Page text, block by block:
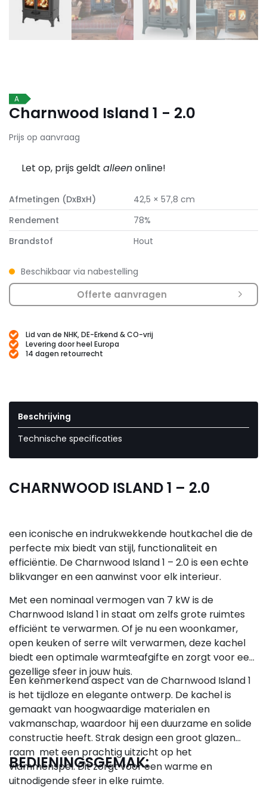
A
Charnwood Island 1 - 2.0
Prijs op aanvraag
Let op, prijs geldt alleenonline!
Afmetingen (DxBxH)
42,5 × 57,8 cm
Rendement
78%
Brandstof
Hout
Beschikbaar via nabestelling
Offerte aanvragen
Lid van de NHK, DE-Erkend & CO-vrij
Levering door heel Europa
14 dagen retourrecht
Beschrijving
Technische specificaties
CHARNWOOD ISLAND 1 – 2.0
een iconische en indrukwekkende houtkachel die de
perfecte mix biedt van stijl, functionaliteit en
efficiëntie. De Charnwood Island 1 – 2.0 is een echte
blikvanger en een aanwinst voor elk interieur.
Met een nominaal vermogen van 7 kW is de
Charnwood Island 1 in staat om zelfs grote ruimtes
efficiënt te verwarmen. Of je nu een woonkamer,
open keuken of serre wilt verwarmen, deze kachel
biedt een optimale warmteafgifte en zorgt voor een
gezellige sfeer in jouw huis.
Een kenmerkend aspect van de Charnwood Island 1
is het tijdloze en elegante ontwerp. De kachel is
gemaakt van hoogwaardige materialen en
vakmanschap, waardoor hij een duurzame en solide
constructie heeft. Strak design een groot glazen
raam met een prachtig uitzicht op het
vlammenspel. Dit zorgt voor een warme en
uitnodigende sfeer in elke ruimte.
BEDIENINGSGEMAK: